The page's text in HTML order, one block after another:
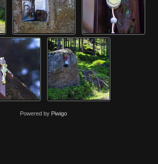
Powered by Piwigo